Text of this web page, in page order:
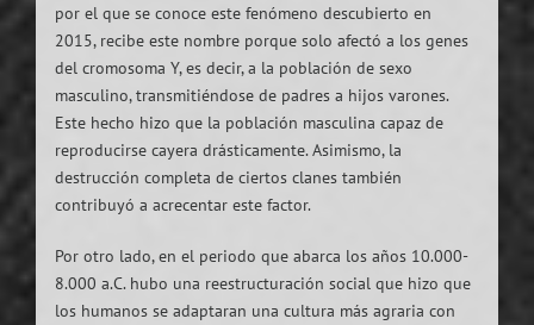
por el que se conoce este fenómeno descubierto en
2015, recibe este nombre porque solo afectó a los genes
del cromosoma Y, es decir, a la población de sexo
masculino, transmitiéndose de padres a hijos varones.
Este hecho hizo que la población masculina capaz de
reproducirse cayera drásticamente. Asimismo, la
destrucción completa de ciertos clanes también
contribuyó a acrecentar este factor.
Por otro lado, en el periodo que abarca los años 10.000-
8.000 a.C. hubo una reestructuración social que hizo que
los humanos se adaptaran una cultura más agraria con